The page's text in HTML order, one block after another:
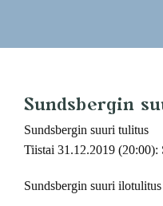
Sundsbergin
Sundsbergin suuri tulitus
Tiistai 31.12.2019 (20:00):
Sundsbergin suuri